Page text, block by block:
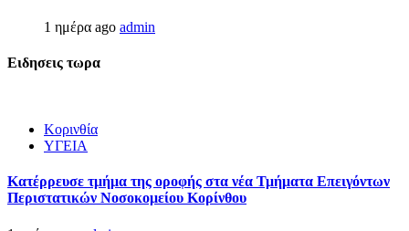
1 ημέρα ago admin
Ειδησεις τωρα
Κορινθία
ΥΓΕΙΑ
Kατέρρευσε τμήμα της οροφής στα νέα Τμήματα Επειγόντων
Περιστατικών Νοσοκομείου Κορίνθου